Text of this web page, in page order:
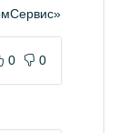
0 0